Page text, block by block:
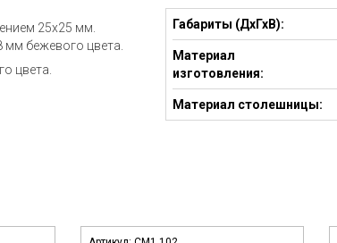
25х25 мм.
мм бежевого цвета.
цвета.
Габариты (ДхГхВ):
Материал
изготовления:
Материал столешницы: